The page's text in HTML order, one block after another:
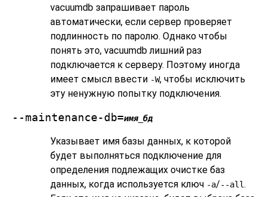
vacuumdb запрашивает пароль
автоматически, если сервер проверяет
подлинность по паролю. Однако чтобы
понять это, vacuumdbлишний раз
подключается к серверу. Поэтому иногда
имеет смысл ввести -W, чтобы исключить
эту ненужную попытку подключения.
--maintenance-db=имя_бд
Указывает имя базы данных, к которой
будет выполняться подключение для
определения подлежащих очистке баз
данных, когда используется ключ -a/--all.